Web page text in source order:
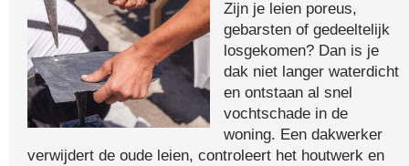
Zijn je leien poreus,
gebarsten of gedeeltelijk
losgekomen? Dan is je
dak niet langer waterdicht
en ontstaan al snel
vochtschade in de
woning. Een dakwerker
verwijdert de oude leien, controleert het houtwerk en